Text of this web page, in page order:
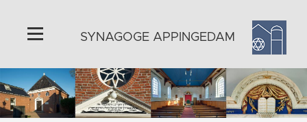
Home
Algemeen
SYNAGOGE APPINGEDAM